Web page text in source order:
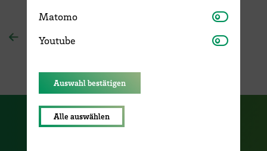
Zur Übersichtsseite
Zu unserer Facebook
Matomo Matomo
Youtube Youtube
Auswahl bestätigen
Alle auswählen